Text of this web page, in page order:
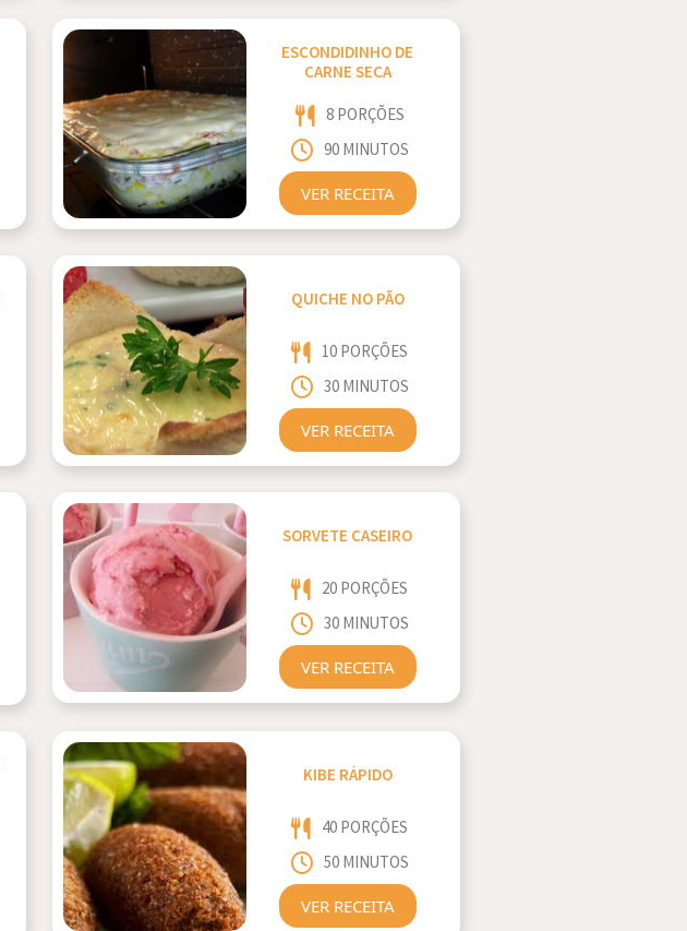
ESCONDIDINHO DE
CARNE SECA
8 PORÇÕES
90 MINUTOS
VER RECEITA
QUICHE NO PÃO
10 PORÇÕES
30 MINUTOS
VER RECEITA
SORVETE CASEIRO
20 PORÇÕES
30 MINUTOS
VER RECEITA
KIBE RÁPIDO
40 PORÇÕES
50 MINUTOS
VER RECEITA